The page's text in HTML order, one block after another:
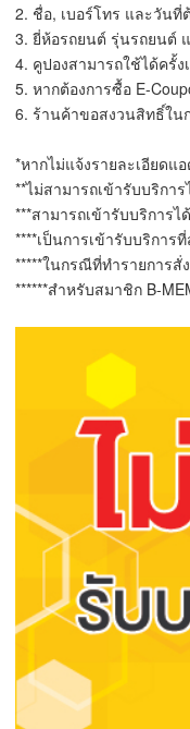
2. ชื่อ, เบอร์โทร และวันที่
3. ยี่ห้อรถยนต์ รุ่นรถยนต์
4. คูปองสามารถใช้ได้ครั้
5. หากต้องการซื้อ E-
6. ร้านค้าขอสงวนสิทธิ์ใน
*หากไม่แจ้งรายละเอียด
**ไม่สามารถเข้ารับบริกา
***สามารถเข้ารับบริการ
****เป็นการเข้ารับบริกา
*****ในกรณีที่ทำรายการ
******สำหรับสมาชิก B-